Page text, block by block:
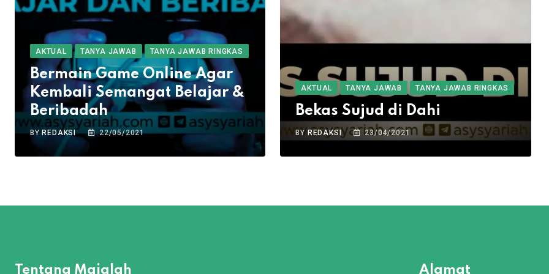
AKTUAL TANYA JAWAB TANYA JAWAB RINGKAS
Bermain Game Online Agar
Kembali Semangat Belajar &
Beribadah
BY REDAKSI 22/05/2021
AKTUAL TANYA JAWAB TANYA JAWAB RINGKAS
Bekas Sujud di Dahi
BY REDAKSI 23/04/2021
Tentang Majalah Alamat